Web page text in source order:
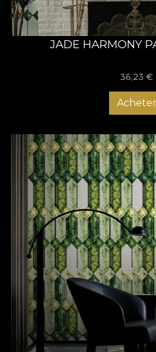
JADE HARMONY
36,23 €
Acheter